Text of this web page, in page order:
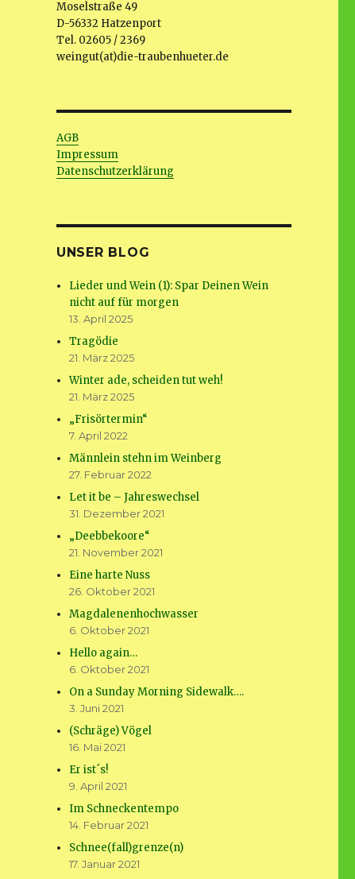
Moselstraße 49
D-56332 Hatzenport
Tel. 02605 / 2369
weingut(at)die-traubenhueter.de
AGB
Impressum
Datenschutzerklärung
UNSER BLOG
Lieder und Wein (1): Spar Deinen Wein
nicht auf für morgen
13. April 2025
Tragödie
21. März 2025
Winter ade, scheiden tut weh!
21. März 2025
„Frisörtermin“
7. April 2022
Männlein stehn im Weinberg
27. Februar 2022
Let it be – Jahreswechsel
31. Dezember 2021
„Deebbekoore“
21. November 2021
Eine harte Nuss
26. Oktober 2021
Magdalenenhochwasser
6. Oktober 2021
Hello again…
6. Oktober 2021
On a Sunday Morning Sidewalk….
3. Juni 2021
(Schräge) Vögel
16. Mai 2021
Er ist´s!
9. April 2021
Im Schneckentempo
14. Februar 2021
Schnee(fall)grenze(n)
17. Januar 2021